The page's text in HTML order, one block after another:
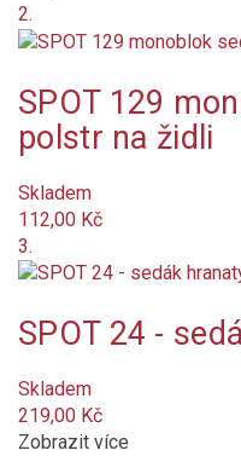
geometrický / abstraktní
káro / kostka
květinový
proužek
světle zelená
2.
SPOT 129
polstr na židli
Skladem
112,00 Kč
3.
SPOT 24 -
Skladem
219,00 Kč
Zobrazit více